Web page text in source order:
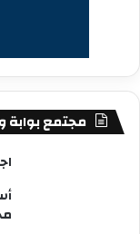
مجتمع بوابة